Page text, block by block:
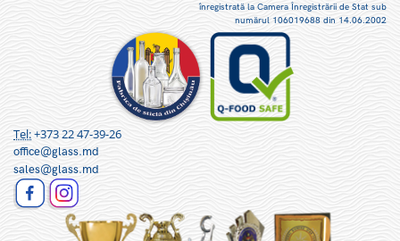
înregistrată la Camera Înregistrării de Stat sub
numărul 106019688 din 14.06.2002
Tel:+373 22 47-39-26
office@glass.md
sales@glass.md